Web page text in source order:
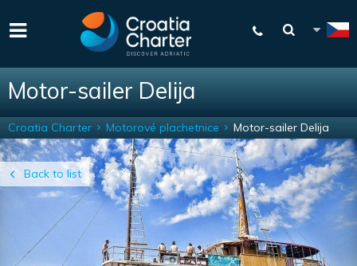
Motor-sailer Delija
Back to list
Croatia Charter Motorové plachetnice Motor-sailer Delija